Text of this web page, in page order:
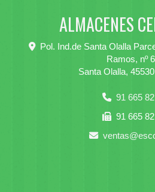
ALMACENES
Pol. Ind.de Santa Olalla
Ramos, nº
Santa Olalla, 45530
91 665
91 665
ventas